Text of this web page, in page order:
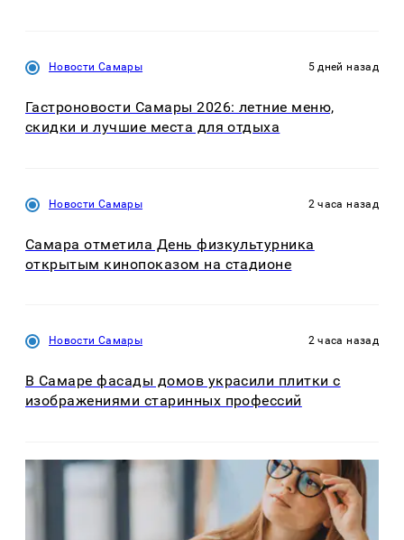
Новости Самары 5 дней назад
Гастроновости Самары 2026: летние меню,
скидки и лучшие места для отдыха
Новости Самары 2 часа назад
Самара отметила День физкультурника
открытым кинопоказом на стадионе
Новости Самары 2 часа назад
В Самаре фасады домов украсили плитки с
изображениями старинных профессий